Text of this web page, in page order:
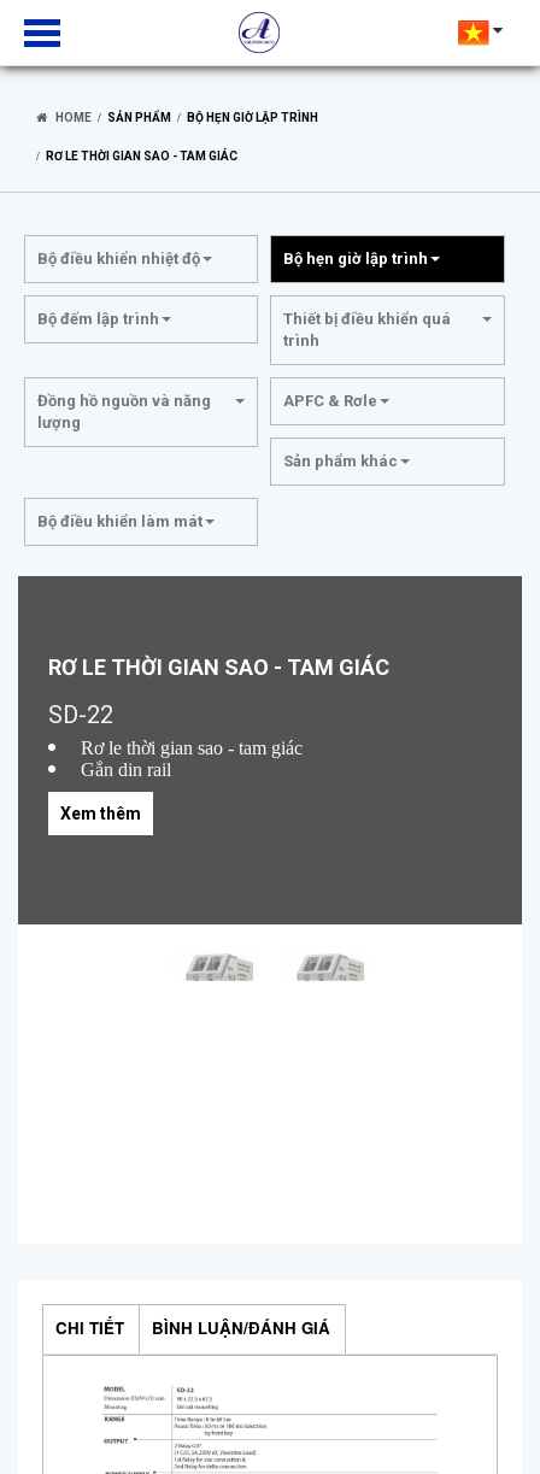
HOME SẢN PHẨM BỘ HẸN GIỜ LẬP TRÌNH
RƠ LE THỜI GIAN SAO - TAM GIÁC
Bộ điều khiển nhiệt độ Bộ hẹn giờ lập trình
Bộ đếm lập trình
Thiết bị điều khiển quá
trình
Đồng hồ nguồn và năng
lượng
APFC & Rơle
Sản phẩm khác
Bộ điều khiển làm mát
RƠ LE THỜI GIAN SAO - TAM GIÁC
SD-22
Rơ le thời gian sao - tam giác
Gắn din rail
Thời gian: 0-60s
Nguồn cấp: 230VAC
Xem thêm
CHI TIẾT BÌNH LUẬN/ĐÁNH GIÁ